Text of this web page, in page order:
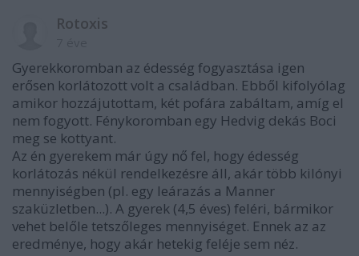
Rotoxis
Gyerekkoromban az édesség fogyasztása igen
erősen korlátozott volt a családban. Ebből kifolyólag
amikor hozzájutottam, két pofára zabáltam, amíg el
nem fogyott. Fénykoromban egy Hedvig dekás Boci
meg se kottyant.
Az én gyerekem már úgy nő fel, hogy édesség
korlátozás nékül rendelkezésre áll, akár több kilónyi
mennyiségben (pl. egy leárazás a Manner
szaküzletben...). A gyerek (4,5 éves) feléri, bármikor
vehet belőle tetszőleges mennyiséget. Ennek az az
eredménye, hogy akár hetekig feléje sem néz.